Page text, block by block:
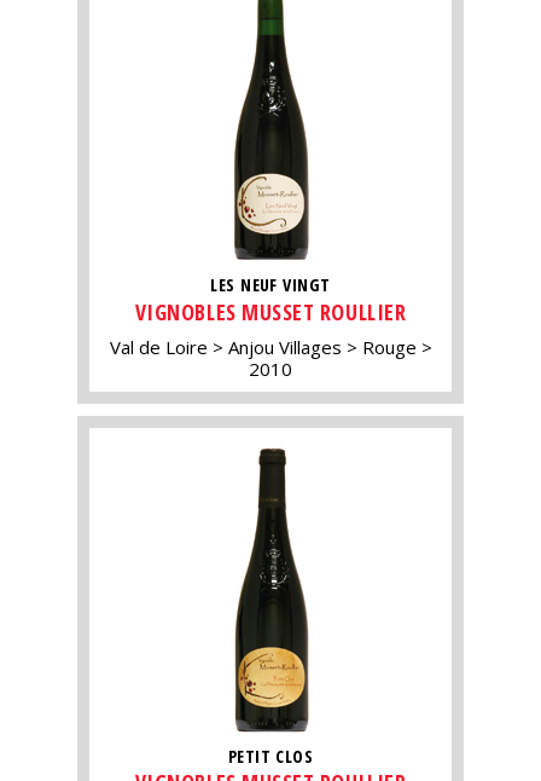
LES NEUF VINGT
VIGNOBLES MUSSET ROULLIER
Val de Loire Anjou Villages
Rouge
2010
PETIT CLOS